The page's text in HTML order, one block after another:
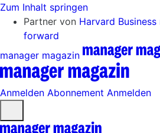
Zum Inhalt springen
Partner von Harvard Business
forward
manager magazin
Anmelden Abonnement Anmelden
öffnen